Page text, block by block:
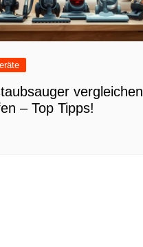
vergleichen
– Top Tipps!